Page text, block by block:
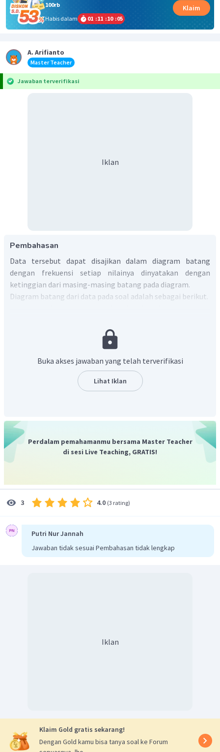
100rb
Habis dalam
01 :11 :10 :05
Klaim
A. Arifianto
Master Teacher
Jawaban terverifikasi
Iklan
Pembahasan
Data tersebut dapat disajikan dalam diagram batang
dengan frekuensi setiap nilainya dinyatakan dengan
ketinggian dari masing-masing batang pada diagram.
Diagram batang dari data pada soal adalah sebagai berikut.
Buka akses jawaban yang telah terverifikasi
Lihat Iklan
Perdalam pemahamanmu bersama Master Teacher
di sesi Live Teaching, GRATIS!
3 4.0 (3 rating)
Putri Nur Jannah
Jawaban tidak sesuai Pembahasan tidak lengkap
Iklan
Klaim Gold gratis sekarang!
Dengan Gold kamu bisa tanya soal ke Forum